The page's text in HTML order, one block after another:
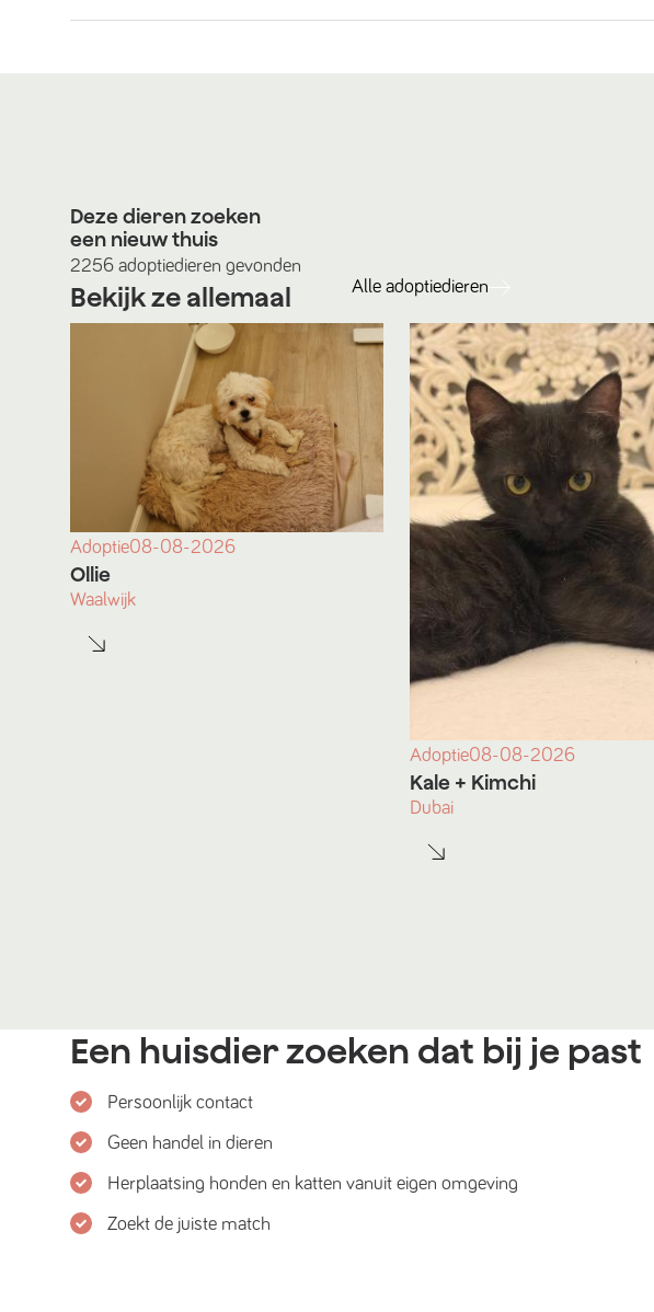
Deze dieren zoeken
een nieuw thuis
2256 adoptiedieren gevonden
Bekijk ze allemaal Alle adoptiedieren
Adoptie08-08-2026
Ollie
Waalwijk
Adoptie08-08-2026
Kale + Kimchi
Dubai
Een huisdier zoeken dat bij je past
Persoonlijk contact
Geen handel in dieren
Herplaatsing honden en katten vanuit eigen omgeving
Zoekt de juiste match